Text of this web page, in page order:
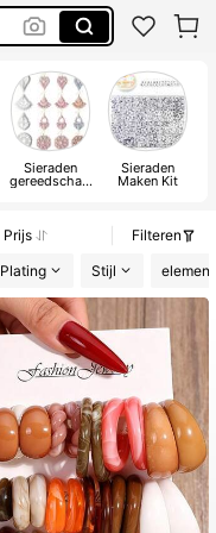
Sieraden
gereedschap
Sieraden
Maken Kit
Prijs
Filteren
Plating Stijl element